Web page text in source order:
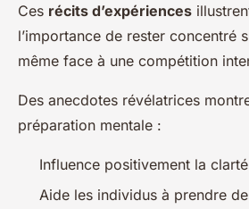
Ces récits d’expériences
l’importance de rester concentré
même face à une compétition
Des anecdotes révélatrices
préparation mentale :
Influence positivement la clarté
Aide les individus à prendre